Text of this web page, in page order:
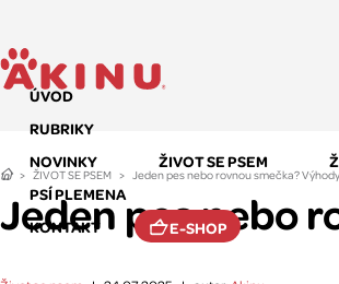
ÚVOD
RUBRIKY
NOVINKY
ŽIVOT SE PSEM
PSÍ PLEMENA
KONTAKT
E-SHOP
ŽIVOT SE PSEM Jeden pes nebo rovnou smečka?
Jeden pes nebo